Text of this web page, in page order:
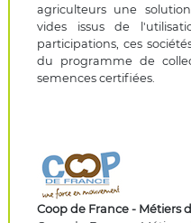
agriculteurs une
vides issus de
participations, ces
du programme de
semences certifiées.
Coop de France - Métiers